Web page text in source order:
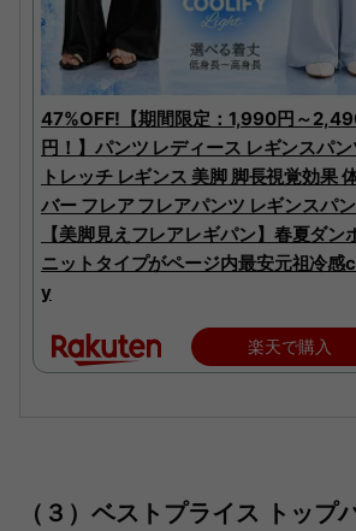
47%OFF!【期間限定：1,990円～
円！】パンツ レディース レギンスパン
トレッチ レギンス 美脚 脚長視覚効果
バー フレア フレアパンツ レギンスパ
【美脚見えフレアレギパン】春夏ダン
ニットタイプがページ内最安元祖冷
y
楽天で購入
（３）ベストプライス トップ